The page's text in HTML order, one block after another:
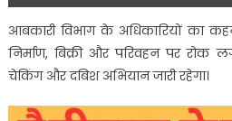
आबकारी विभाग के अधिकारियों का
निर्माण, बिक्री और परिवहन पर
चेकिंग और दबिश अभियान जारी रहेगा।